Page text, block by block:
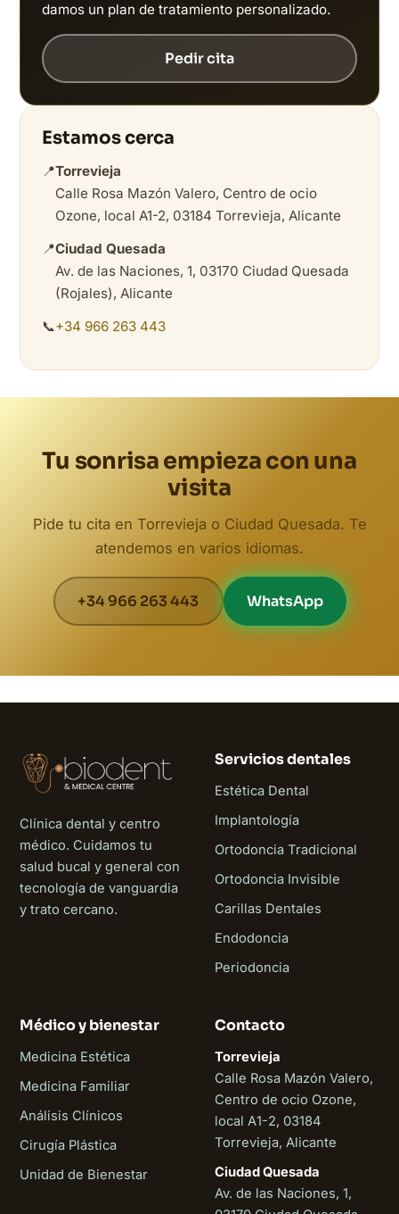
damos un plan de tratamiento personalizado.
Pedir cita
Estamos cerca
📍Torrevieja
Calle Rosa Mazón Valero, Centro de ocio
Ozone, local A1-2, 03184 Torrevieja, Alicante
📍Ciudad Quesada
Av. de las Naciones, 1, 03170 Ciudad Quesada
(Rojales), Alicante
📞+34 966 263 443
Tu sonrisa empieza con una
visita
Pide tu cita en Torrevieja o Ciudad Quesada. Te
atendemos en varios idiomas.
+34 966 263 443 WhatsApp
Clínica dental y centro
médico. Cuidamos tu
salud bucal y general con
tecnología de vanguardia
y trato cercano.
Servicios dentales
Estética Dental
Implantología
Ortodoncia Tradicional
Ortodoncia Invisible
Carillas Dentales
Endodoncia
Periodoncia
Médico y bienestar
Medicina Estética
Medicina Familiar
Análisis Clínicos
Cirugía Plástica
Unidad de Bienestar
Contacto
Torrevieja
Calle Rosa Mazón Valero,
Centro de ocio Ozone,
local A1-2, 03184
Torrevieja, Alicante
Ciudad Quesada
Av. de las Naciones, 1,